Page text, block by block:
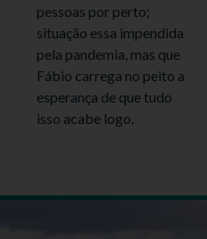
pessoas por perto;
situação essa impendida
pela pandemia, mas que
Fábio carrega no peito a
esperança de que tudo
isso acabe logo.